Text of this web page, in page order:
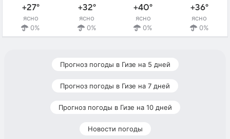
+27°
ясно
0%
+32°
ясно
0%
+40°
ясно
0%
+36°
ясно
0%
Прогноз погоды в Гизе на 5 дней
Прогноз погоды в Гизе на 7 дней
Прогноз погоды в Гизе на 10 дней
Новости погоды